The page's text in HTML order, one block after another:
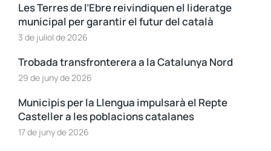
Les Terres de l’Ebre reivindiquen el lideratge
municipal per garantir el futur del català
3 de juliol de 2026
Trobada transfronterera a la Catalunya Nord
29 de juny de 2026
Municipis per la Llengua impulsarà el Repte
Casteller a les poblacions catalanes
17 de juny de 2026